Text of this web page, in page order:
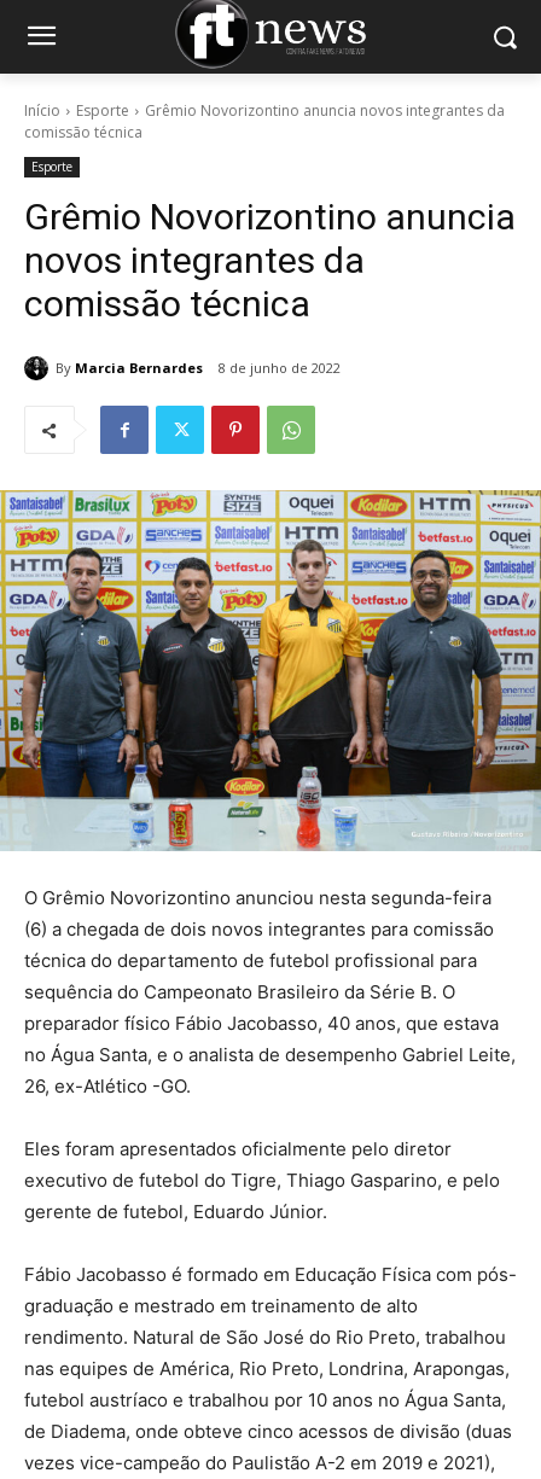
Início Esporte
Grêmio Novorizontino anuncia novos integrantes da
comissão técnica
Esporte
Grêmio Novorizontino anuncia
novos integrantes da
comissão técnica
By Marcia Bernardes 8 de junho de 2022
O Grêmio Novorizontino anunciou nesta segunda-feira
(6) a chegada de dois novos integrantes para comissão
técnica do departamento de futebol profissional para
sequência do Campeonato Brasileiro da Série B. O
preparador físico Fábio Jacobasso, 40 anos, que estava
no Água Santa, e o analista de desempenho Gabriel Leite,
26, ex-Atlético -GO.
Eles foram apresentados oficialmente pelo diretor
executivo de futebol do Tigre, Thiago Gasparino, e pelo
gerente de futebol, Eduardo Júnior.
Fábio Jacobasso é formado em Educação Física com pós-
graduação e mestrado em treinamento de alto
rendimento. Natural de São José do Rio Preto, trabalhou
nas equipes de América, Rio Preto, Londrina, Arapongas,
futebol austríaco e trabalhou por 10 anos no Água Santa,
de Diadema, onde obteve cinco acessos de divisão (duas
vezes vice-campeão do Paulistão A-2 em 2019 e 2021),